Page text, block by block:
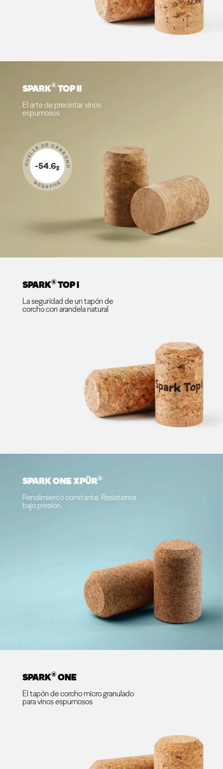
SPARK®TOP II
El arte de precintar vinos
espumosos
HUELLA DE CARBONO
-54.6g
NEGATIVA
SPARK®TOP I
La seguridad de un tapón de
corcho con arandela natural
SPARK ONE XPÜR®
Rendimiento constante. Resistente
bajo presión.
SPARK®ONE
El tapón de corcho micro granulado
para vinos espumosos